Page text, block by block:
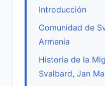
Introducción
Comunidad de
Armenia
Historia de la
Svalbard, Jan